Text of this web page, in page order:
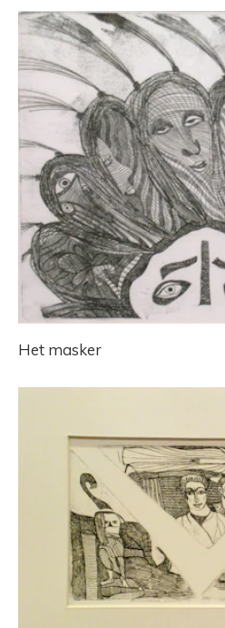
Het masker